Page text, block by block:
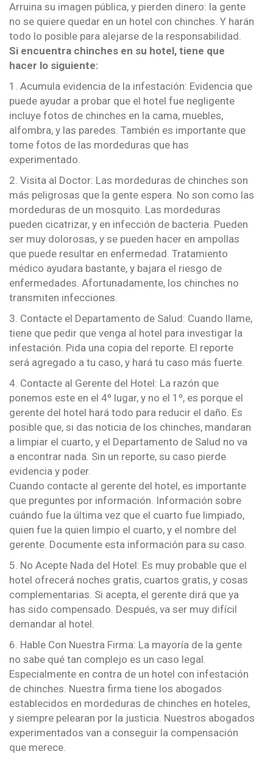
Arruina su imagen pública, y pierden dinero: la gente
no se quiere quedar en un hotel con chinches. Y harán
todo lo posible para alejarse de la responsabilidad.
Si encuentra chinches en su hotel, tiene que
hacer lo siguiente:
1. Acumula evidencia de la infestación: Evidencia que
puede ayudar a probar que el hotel fue negligente
incluye fotos de chinches en la cama, muebles,
alfombra, y las paredes. También es importante que
tome fotos de las mordeduras que has
experimentado.
2. Visita al Doctor: Las mordeduras de chinches son
más peligrosas que la gente espera. No son como las
mordeduras de un mosquito. Las mordeduras
pueden cicatrizar, y en infección de bacteria. Pueden
ser muy dolorosas, y se pueden hacer en ampollas
que puede resultar en enfermedad. Tratamiento
médico ayudara bastante, y bajara el riesgo de
enfermedades. Afortunadamente, los chinches no
transmiten infecciones.
3. Contacte el Departamento de Salud: Cuando llame,
tiene que pedir que venga al hotel para investigar la
infestación. Pida una copia del reporte. El reporte
será agregado a tu caso, y hará tu caso más fuerte.
4. Contacte al Gerente del Hotel: La razón que
ponemos este en el 4º lugar, y no el 1º, es porque el
gerente del hotel hará todo para reducir el daño. Es
posible que, si das noticia de los chinches, mandaran
a limpiar el cuarto, y el Departamento de Salud no va
a encontrar nada. Sin un reporte, su caso pierde
evidencia y poder.
Cuando contacte al gerente del hotel, es importante
que preguntes por información. Información sobre
cuándo fue la última vez que el cuarto fue limpiado,
quien fue la quien limpio el cuarto, y el nombre del
gerente. Documente esta información para su caso.
5. No Acepte Nada del Hotel: Es muy probable que el
hotel ofrecerá noches gratis, cuartos gratis, y cosas
complementarias. Si acepta, el gerente dirá que ya
has sido compensado. Después, va ser muy difícil
demandar al hotel.
6. Hable Con Nuestra Firma: La mayoría de la gente
no sabe qué tan complejo es un caso legal.
Especialmente en contra de un hotel con infestación
de chinches. Nuestra firma tiene los abogados
establecidos en mordeduras de chinches en hoteles,
y siempre pelearan por la justicia. Nuestros abogados
experimentados van a conseguir la compensación
que merece.